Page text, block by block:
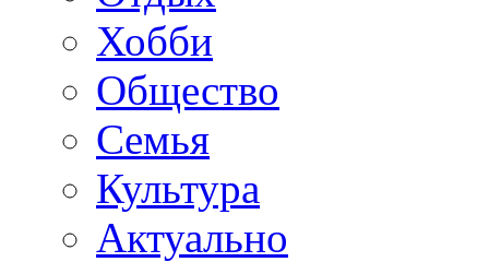
Хобби
Общество
Семья
Культура
Актуально